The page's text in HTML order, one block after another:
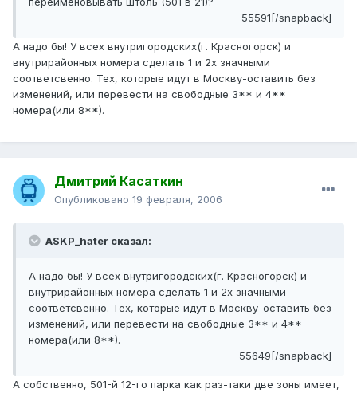
55591[/snapback]
А надо бы! У всех внутригородских(г. Красногорск) и
внутрирайонных номера сделать 1 и 2х значными
соответсвенно. Тех, которые идут в Москву-оставить без
изменений, или перевести на свободные 3** и 4**
номера(или 8**).
Дмитрий Касаткин
Опубликовано 19 февраля, 2006
ASKP_hater сказал:
А надо бы! У всех внутригородских(г. Красногорск) и
внутрирайонных номера сделать 1 и 2х значными
соответсвенно. Тех, которые идут в Москву-оставить без
изменений, или перевести на свободные 3** и 4**
номера(или 8**).
55649[/snapback]
А собственно, 501-й 12-го парка как раз-таки две зоны имеет,